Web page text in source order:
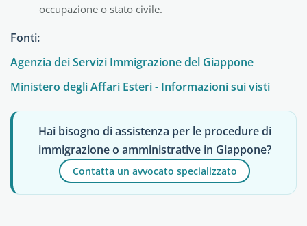
occupazione o stato civile.
Fonti:
Agenzia dei Servizi Immigrazione del Giappone
Ministero degli Affari Esteri - Informazioni sui visti
Hai bisogno di assistenza per le procedure di
immigrazione o amministrative in Giappone?
Contatta un avvocato specializzato